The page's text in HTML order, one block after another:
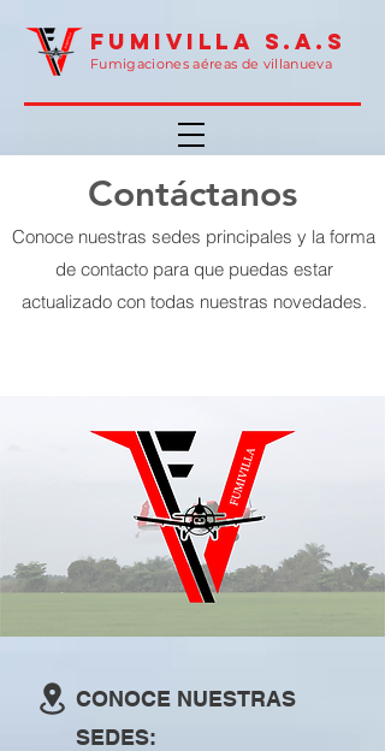
Fumigaciones aéreas de villanueva
FUMIVILLA S.A.S
Contáctanos
Conoce nuestras sedes principales y la forma
de contacto para que puedas estar
actualizado con todas nuestras novedades.
CONOCE NUESTRAS
SEDES: